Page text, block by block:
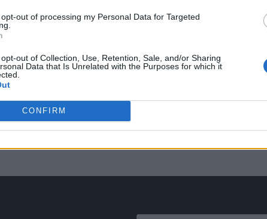
out of processing my Personal Data for Targeted
out of Collection, Use, Retention, Sale, and/or Sharing
Data that Is Unrelated with the Purposes for which it
CONFIRM